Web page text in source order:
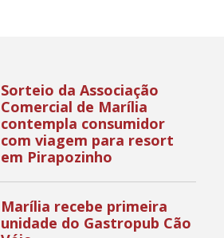
Sorteio da Associação
Comercial de Marília
contempla consumidor
com viagem para resort
em Pirapozinho
Marília recebe primeira
unidade do Gastropub Cão